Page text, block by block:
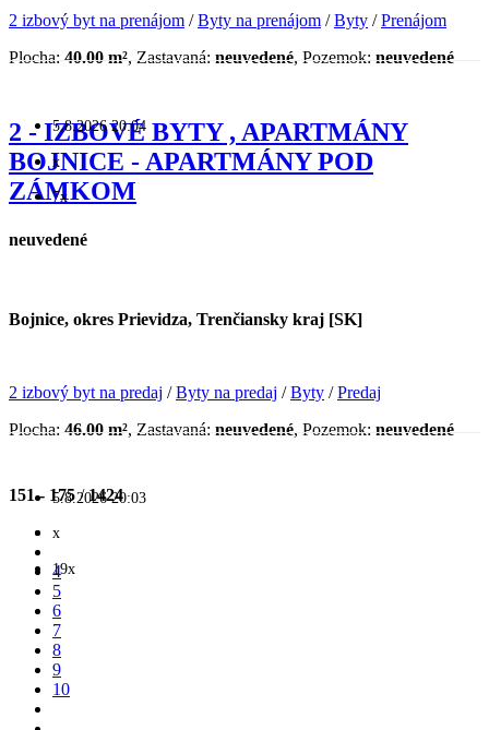
2 izbový byt na prenájom /Byty na prenájom /Byty /Prenájom
Plocha: 40.00 m², Zastavaná: neuvedené, Pozemok: neuvedené
5.8.2026 20:04
x
7x
2 - IZBOVÉ BYTY , APARTMÁNY
BOJNICE - APARTMÁNY POD
ZÁMKOM
neuvedené
Bojnice, okres Prievidza, Trenčiansky kraj [SK]
2 izbový byt na predaj /Byty na predaj /Byty /Predaj
Plocha: 46.00 m², Zastavaná: neuvedené, Pozemok: neuvedené
5.8.2026 20:03
x
19x
151 - 175/1424
4
5
6
7
8
9
10